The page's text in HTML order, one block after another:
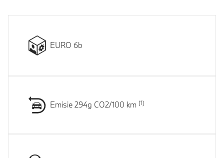
EURO 6b
Emisie 294g CO2/100 km